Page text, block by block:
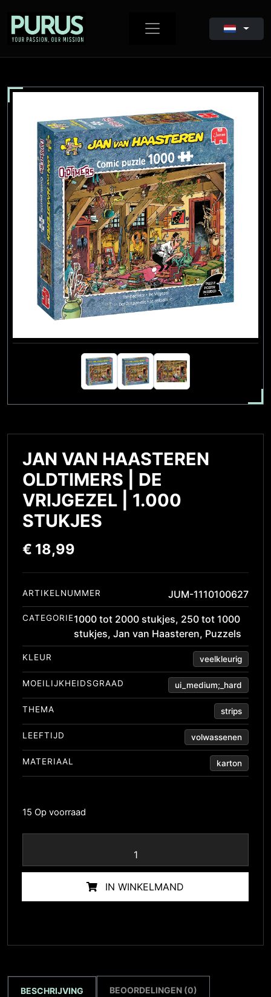
JAN VAN HAASTEREN
OLDTIMERS | DE
VRIJGEZEL | 1.000
STUKJES
€ 18,99
ARTIKELNUMMER JUM-1110100627
CATEGORIE1000 tot 2000 stukjes, 250 tot 1000
stukjes, Jan van Haasteren, Puzzels
KLEUR veelkleurig
MOEILIJKHEIDSGRAAD ui_medium;_hard
THEMA strips
LEEFTIJD volwassenen
MATERIAAL karton
15 Op voorraad
IN WINKELMAND
BESCHRIJVING BEOORDELINGEN (0)